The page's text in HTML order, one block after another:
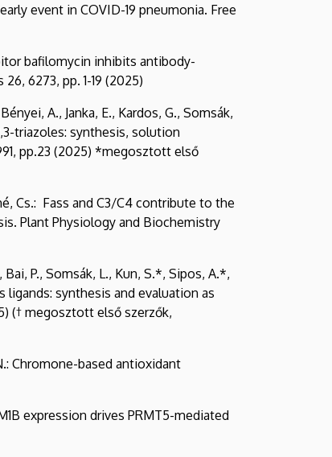
event in COVID-19 pneumonia. Free
bafilomycin inhibits antibody-
6273, pp. 1-19 (2025)
A., Janka, E., Kardos, G., Somsák,
triazoles: synthesis, solution
pp.23 (2025) *megosztott első
Cs.: Fass and C3/C4 contribute to the
Plant Physiology and Biochemistry
Bai, P., Somsák, L., Kun, S.*, Sipos, A.*,
synthesis and evaluation as
(† megosztott első szerzők,
Chromone-based antioxidant
expression drives PRMT5-mediated